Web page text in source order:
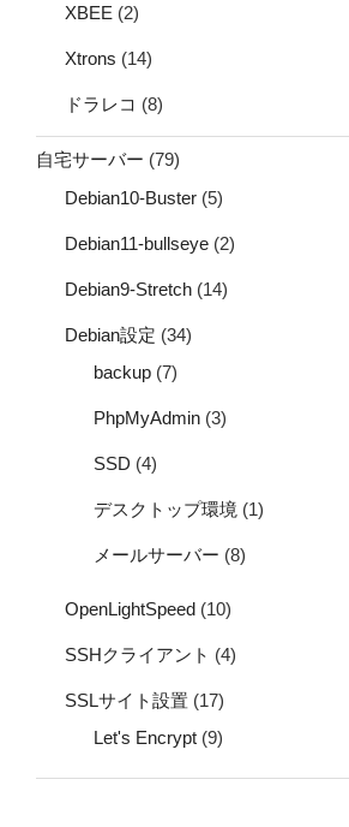
XBEE (2)
Xtrons (14)
ドラレコ (8)
自宅サーバー (79)
Debian10-Buster (5)
Debian11-bullseye (2)
Debian9-Stretch (14)
Debian設定 (34)
backup (7)
PhpMyAdmin (3)
SSD (4)
デスクトップ環境 (1)
メールサーバー (8)
OpenLightSpeed (10)
SSHクライアント (4)
SSLサイト設置 (17)
Let's Encrypt (9)